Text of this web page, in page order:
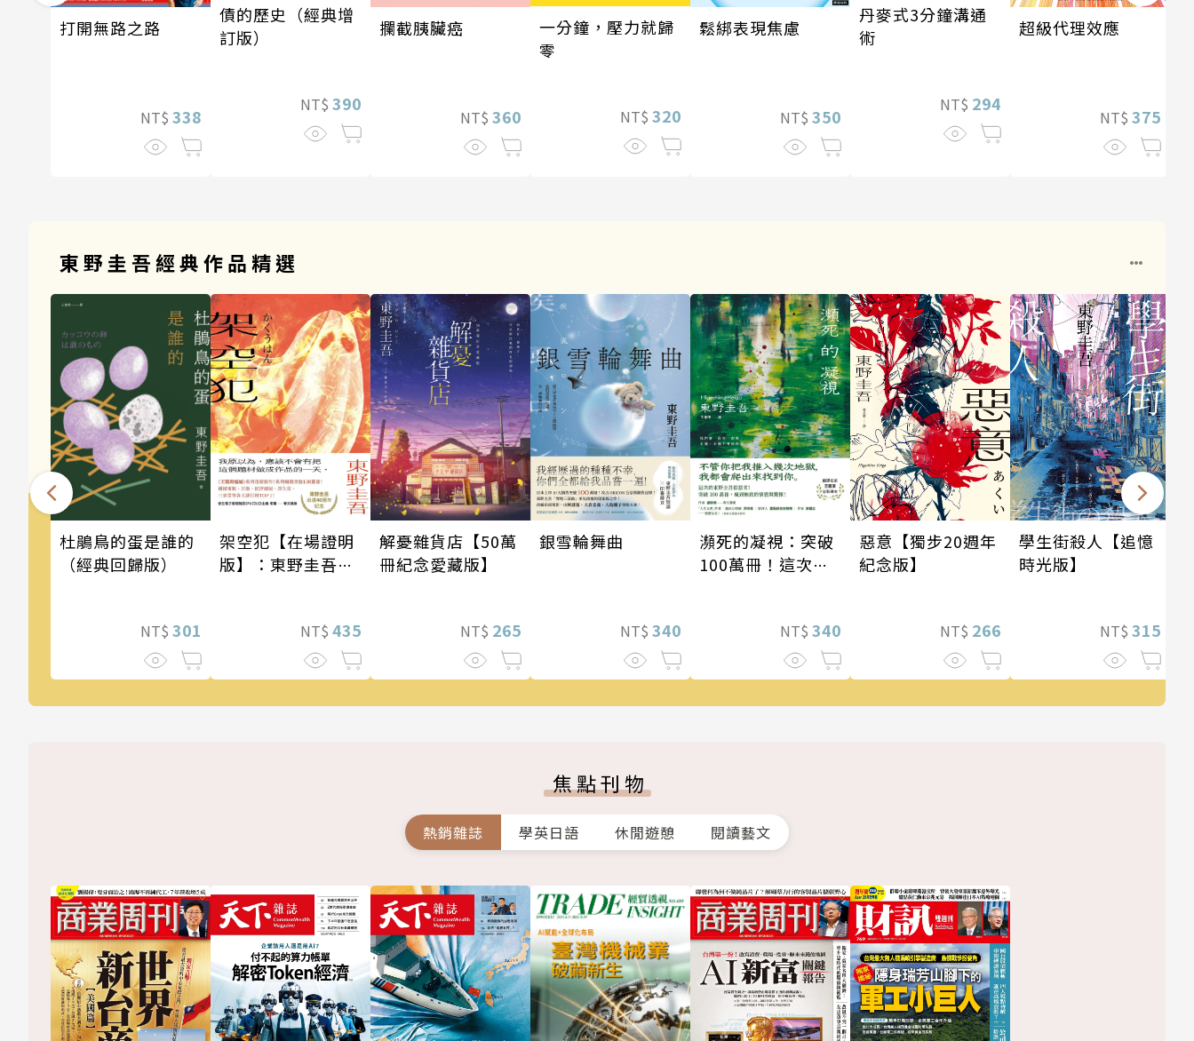
打開無路之路
NT$ 338
債的歷史（經典增
訂版）
NT$ 390
攔截胰臟癌
NT$ 360
一分鐘，壓力就歸
零
NT$ 320
鬆綁表現焦慮
NT$ 350
丹麥式3分鐘溝通
術
NT$ 294
超級代理效應
NT$ 375
東野圭吾經典作品精選
杜鵑鳥的蛋是誰的
（經典回歸版）
NT$ 301
架空犯【在場證明
版】：東野圭吾出
列重磅新作！
NT$ 435
解憂雜貨店【50萬
冊紀念愛藏版】
NT$ 265
銀雪輪舞曲
NT$ 340
瀕死的凝視：突破
100萬冊！這次的
NT$ 340
惡意【獨步20週年
紀念版】
NT$ 266
學生街殺人【追憶
時光版】
NT$ 315
焦點刊物
熱銷雜誌 學英日語 休閒遊憩 閱讀藝文